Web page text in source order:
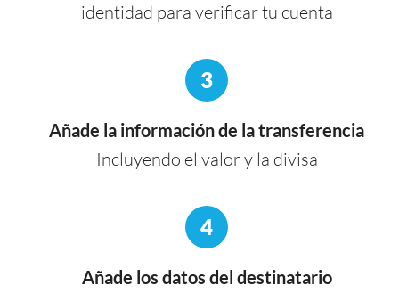
identidad para verificar tu cuenta
3
Añade la información de la transferencia
Incluyendo el valor y la divisa
4
Añade los datos del destinatario